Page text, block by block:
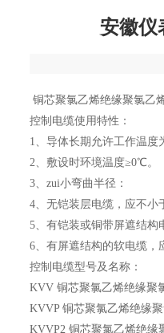
安徽仪
铜芯聚氯乙烯绝缘聚氯乙
控制电缆使用特性：
1、导体长期允许工作温度
2、敷设时环境温度≥0℃。
3、zui小弯曲半径：
4、无铠装层电缆，应不小
5、有铠装或铜带屏遮结构
6、有屏遮结构的软电缆，
控制电缆型号及名称：
KVV 铜芯聚氯乙烯绝缘聚
KVVP 铜芯聚氯乙烯绝缘
KVVP2 铜芯聚氯乙烯绝缘